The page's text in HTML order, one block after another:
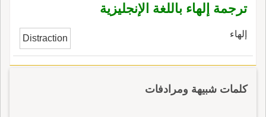
ترجمة إلهاء باللغة الإنجليزية
إلهاء Distraction
كلمات شبيهة ومرادفات